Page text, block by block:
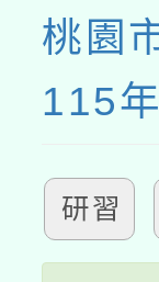
桃園
115
研習